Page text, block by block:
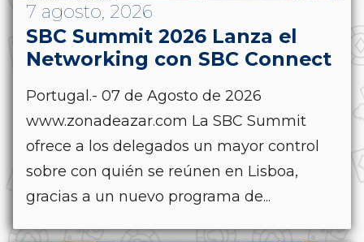
7 agosto, 2026
SBC Summit 2026 Lanza el
Networking con SBC Connect
Portugal.- 07 de Agosto de 2026
www.zonadeazar.com La SBC Summit
ofrece a los delegados un mayor control
sobre con quién se reúnen en Lisboa,
gracias a un nuevo programa de...